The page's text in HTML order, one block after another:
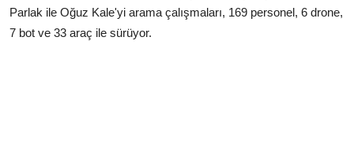
Parlak ile Oğuz Kale'yi arama çalışmaları, 169 personel, 6 drone,
7 bot ve 33 araç ile sürüyor.